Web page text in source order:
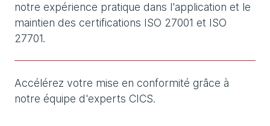
notre expérience pratique dans l'application et le
maintien des certifications ISO 27001 et ISO
27701.
Accélérez votre mise en conformité grâce à
notre équipe d'experts CICS.